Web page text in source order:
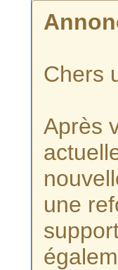
Chers
Après
une